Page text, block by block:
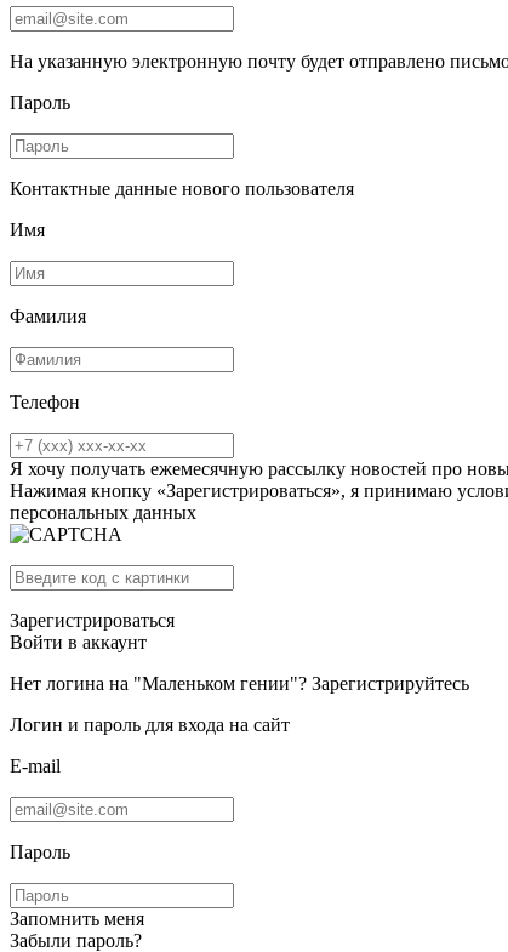
На указанную электронную почту будет отправлено
Пароль
Контактные данные нового пользователя
Имя
Фамилия
Телефон
Я хочу получать ежемесячную рассылку новостей про
Нажимая кнопку «Зарегистрироваться», я принимаю
персональных данных
Зарегистрироваться
Войти в аккаунт
Нет логина на "Маленьком гении"? Зарегистрируйтесь
Логин и пароль для входа на сайт
E-mail
Пароль
Запомнить меня
Забыли пароль?